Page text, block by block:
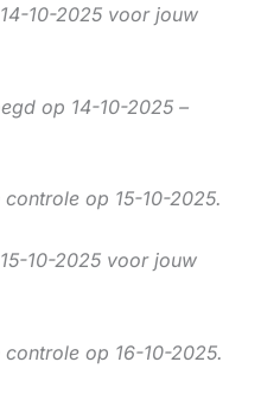
10-2025 voor jouw
op 14-10-2025 –
op 15-10-2025.
10-2025 voor jouw
op 16-10-2025.